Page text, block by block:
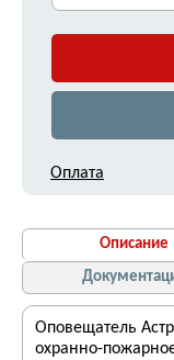
Оплата
Описание
Оповещатель
охранно-